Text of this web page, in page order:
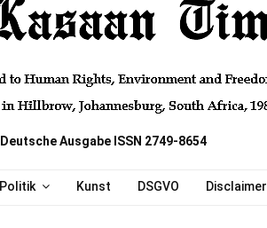
Deutsche Ausgabe ISSN 2749-8654
Politik Kunst DSGVO Disclaimer